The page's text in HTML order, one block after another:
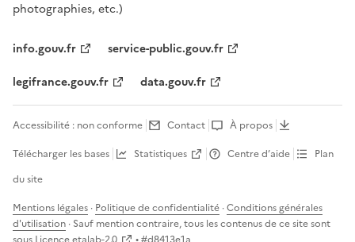
photographies, etc.)
info.gouv.fr
service-public.gouv.fr
legifrance.gouv.fr
data.gouv.fr
Accessibilité : non conforme Contact
À propos
Télécharger les bases
Statistiques Centre d’aide
Plan
du site
Mentions légales · Politique de confidentialité ·Conditions générales
d'utilisation · Sauf mention contraire, tous les contenus de ce site sont